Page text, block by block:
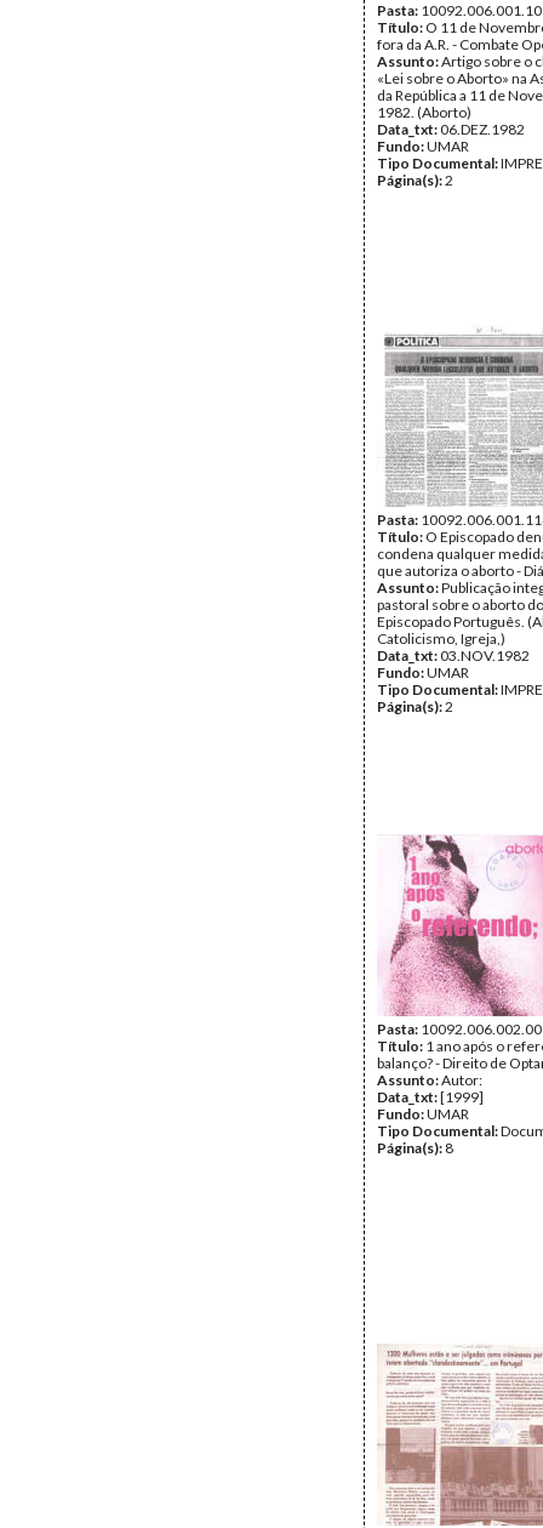
Pasta:
Título: O 11 de
fora da A.R. - Combate
Assunto:Artigo sobre o
«Lei sobre o Aborto» na
da República a 11 de
1982. (Aborto)
Data_txt:06.DEZ.1982
Fundo:UMAR
Tipo Documental:
Página(s):2
Pasta:
Título: O Episcopado
condena qualquer
que autoriza o aborto -
Assunto:Publicação
pastoral sobre o aborto do
Episcopado Português.
Catolicismo, Igreja,)
Data_txt:03.NOV.1982
Fundo:UMAR
Tipo Documental:
Página(s):2
Pasta:
Título: 1 ano após o
balanço? - Direito de
Assunto:Autor:
Data_txt:[1999]
Fundo:UMAR
Tipo Documental:
Página(s): 8